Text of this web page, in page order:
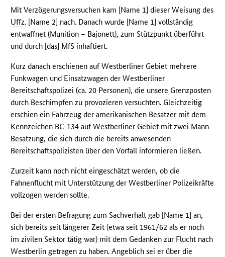
Mit Verzögerungsversuchen kam [Name 1] dieser Weisung des
Uffz. [Name 2] nach. Danach wurde [Name 1] vollständig
entwaffnet (Munition – Bajonett), zum Stützpunkt überführt
und durch [das] MfS inhaftiert.
Kurz danach erschienen auf Westberliner Gebiet mehrere
Funkwagen und Einsatzwagen der Westberliner
Bereitschaftspolizei (ca. 20 Personen), die unsere Grenzposten
durch Beschimpfen zu provozieren versuchten. Gleichzeitig
erschien ein Fahrzeug der amerikanischen Besatzer mit dem
Kennzeichen BC-134 auf Westberliner Gebiet mit zwei Mann
Besatzung, die sich durch die bereits anwesenden
Bereitschaftspolizisten über den Vorfall informieren ließen.
Zurzeit kann noch nicht eingeschätzt werden, ob die
Fahnenflucht mit Unterstützung der Westberliner Polizeikräfte
vollzogen werden sollte.
Bei der ersten Befragung zum Sachverhalt gab [Name 1] an,
sich bereits seit längerer Zeit (etwa seit 1961/62 als er noch
im zivilen Sektor tätig war) mit dem Gedanken zur Flucht nach
Westberlin getragen zu haben. Angeblich sei er über die